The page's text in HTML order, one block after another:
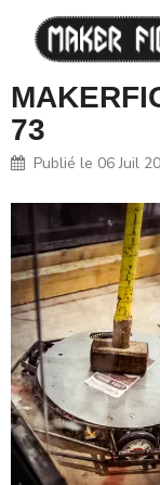
73
Publié le 06 Juil